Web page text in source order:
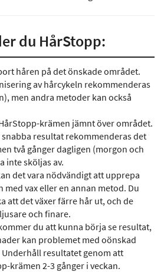
du HårStopp:
håren på det önskade området.
av hårcykeln rekommenderas
men andra metoder kan också
krämen jämnt över området.
resultat rekommenderas det
två gånger dagligen (morgon och
inte sköljas av.
det vara nödvändigt att upprepa
vax eller en annan metod. Du
att det växer färre hår ut, och de
och finare.
du att kunna börja se resultat,
kan problemet med oönskad
Underhåll resultatet genom att
krämen 2-3 gånger i veckan.